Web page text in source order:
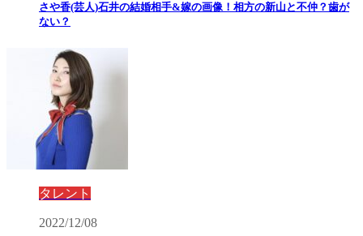
さや香(芸人)石井の結婚相手&嫁の画像！相方の新山と不仲？歯が
ない？
タレント
2022/12/08